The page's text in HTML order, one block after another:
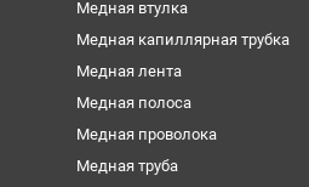
Медная втулка
Медная капиллярная трубка
Медная лента
Медная полоса
Медная проволока
Медная труба